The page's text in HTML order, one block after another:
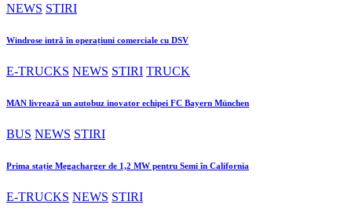
NEWS STIRI
Windrose intră în operațiuni comerciale cu DSV
E-TRUCKS NEWS STIRI TRUCK
MAN livrează un autobuz inovator echipei FC Bayern München
BUS NEWS STIRI
Prima stație Megacharger de 1,2 MW pentru Semi în California
E-TRUCKS NEWS STIRI